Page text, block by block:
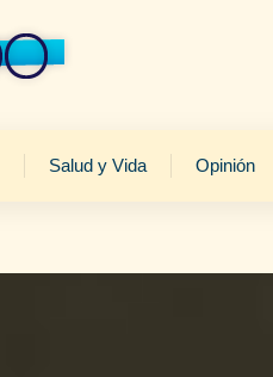
Salud y Vida Opinión